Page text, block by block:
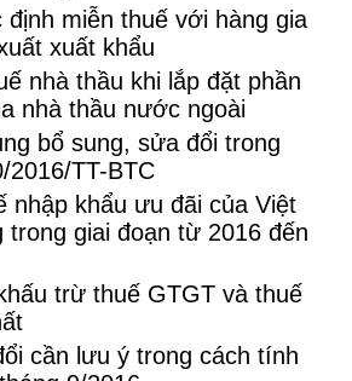
định miễn thuế với hàng gia
xuất khẩu
nhà thầu khi lắp đặt phần
nhà thầu nước ngoài
bổ sung, sửa đổi trong
2016/TT-BTC
nhập khẩu ưu đãi của Việt
trong giai đoạn từ 2016 đến
trừ thuế GTGT và thuế
cần lưu ý trong cách tính